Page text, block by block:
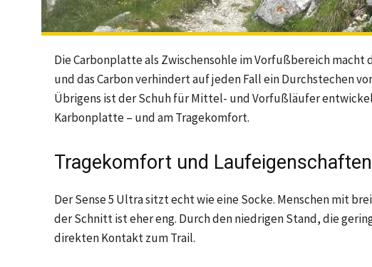
Die Carbonplatte als Zwischensohle im Vorfußbereich
und das Carbon verhindert auf jeden Fall ein Durchstechen
Übrigens ist der Schuh für Mittel- und Vorfußläufer
Karbonplatte – und am Tragekomfort.
Tragekomfort und Laufeigenschaften
Der Sense 5 Ultra sitzt echt wie eine Socke. Menschen mit
der Schnitt ist eher eng. Durch den niedrigen Stand, die
direkten Kontakt zum Trail.